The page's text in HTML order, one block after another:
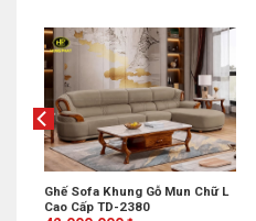
Ghế Sofa Khung Gỗ Mun Chữ L
Cao Cấp TD-2380